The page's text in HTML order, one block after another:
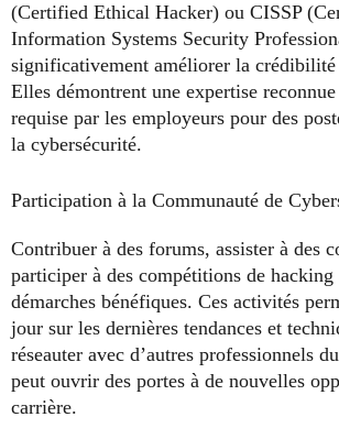
(Certified Ethical Hacker) ou CISSP
Information Systems Security
significativement améliorer la crédibilité
Elles démontrent une expertise
requise par les employeurs pour des
la cybersécurité.
Participation à la Communauté de
Contribuer à des forums, assister à des
participer à des compétitions de hacking
démarches bénéfiques. Ces activités
jour sur les dernières tendances et
réseauter avec d’autres professionnels
peut ouvrir des portes à de nouvelles
carrière.